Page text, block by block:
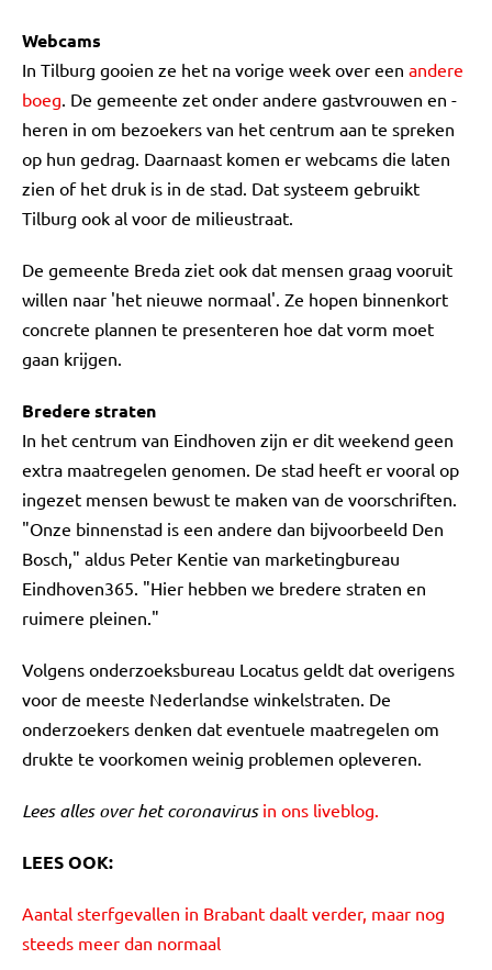
Webcams
In Tilburg gooien ze het na vorige week over een andere
boeg. De gemeente zet onder andere gastvrouwen en -
heren in om bezoekers van het centrum aan te spreken
op hun gedrag. Daarnaast komen er webcams die laten
zien of het druk is in de stad. Dat systeem gebruikt
Tilburg ook al voor de milieustraat.
De gemeente Breda ziet ook dat mensen graag vooruit
willen naar 'het nieuwe normaal'. Ze hopen binnenkort
concrete plannen te presenteren hoe dat vorm moet
gaan krijgen.
Bredere straten
In het centrum van Eindhoven zijn er dit weekend geen
extra maatregelen genomen. De stad heeft er vooral op
ingezet mensen bewust te maken van de voorschriften.
"Onze binnenstad is een andere dan bijvoorbeeld Den
Bosch," aldus Peter Kentie van marketingbureau
Eindhoven365. "Hier hebben we bredere straten en
ruimere pleinen."
Volgens onderzoeksbureau Locatus geldt dat overigens
voor de meeste Nederlandse winkelstraten. De
onderzoekers denken dat eventuele maatregelen om
drukte te voorkomen weinig problemen opleveren.
Lees alles over het coronavirus in ons liveblog.
LEES OOK:
Aantal sterfgevallen in Brabant daalt verder, maar nog
steeds meer dan normaal